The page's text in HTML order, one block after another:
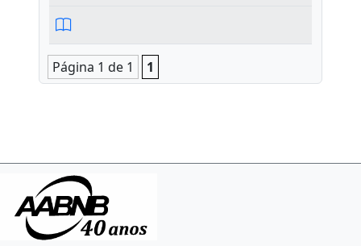
Página 1 de 1 1